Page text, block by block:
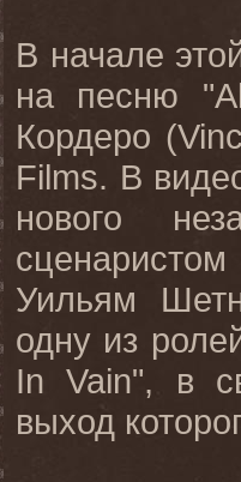
В начале
на песню
Кордеро
Films. В
нового
Уильям
одну из
In Vain", в
выход